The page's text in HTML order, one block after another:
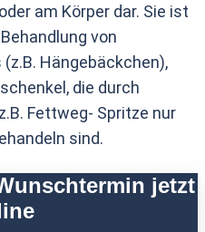
am Körper dar. Sie ist
von
Hängebäckchen),
die durch
Fettweg- Spritze nur
sind.
jetzt